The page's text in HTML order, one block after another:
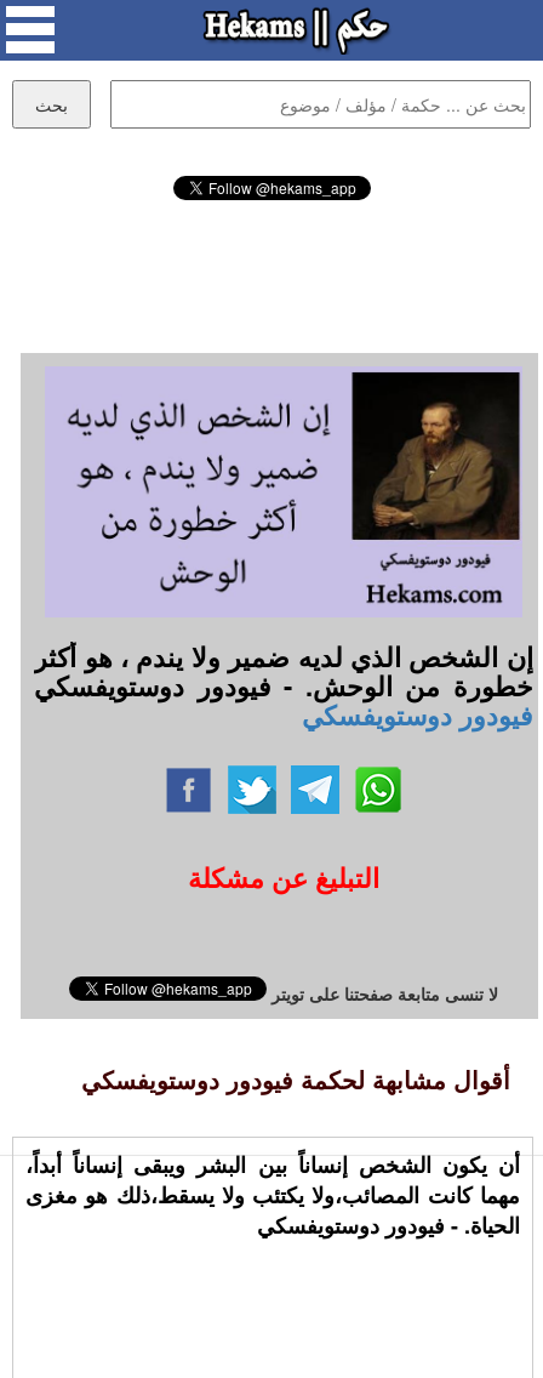
إن الشخص الذي لديه ضمير ولا يندم ، هو أكثر
خطورة من الوحش. - فيودور دوستويفسكي
فيودور دوستويفسكي
التبليغ عن مشكلة
لا تنسى متابعة صفحتنا على تويتر
أقوال مشابهة لحكمة فيودور دوستويفسكي
أن يكون الشخص إنساناً بين البشر ويبقى إنساناً أبداً،
مهما كانت المصائب،ولا يكتئب ولا يسقط،ذلك هو مغزى
الحياة. - فيودور دوستويفسكي